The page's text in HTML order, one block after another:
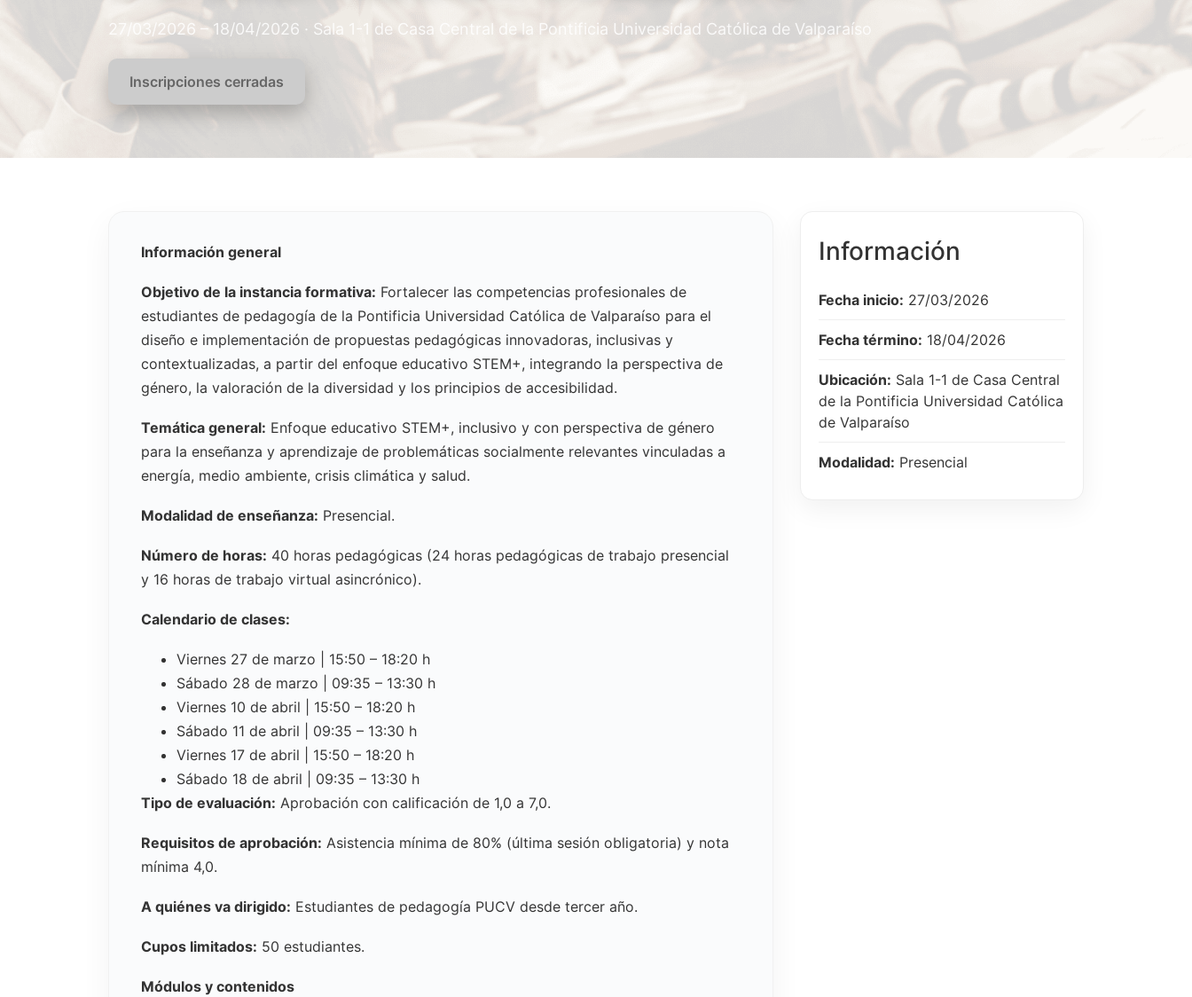
27/03/2026 – 18/04/2026 · Sala 1-1 de Casa Central de la Pontificia Universidad Católica de Valparaíso
Inscripciones cerradas
Información general
Objetivo de la instancia formativa: Fortalecer las competencias profesionales de
estudiantes de pedagogía de la Pontificia Universidad Católica de Valparaíso para el
diseño e implementación de propuestas pedagógicas innovadoras, inclusivas y
contextualizadas, a partir del enfoque educativo STEM+, integrando la perspectiva de
género, la valoración de la diversidad y los principios de accesibilidad.
Temática general: Enfoque educativo STEM+, inclusivo y con perspectiva de género
para la enseñanza y aprendizaje de problemáticas socialmente relevantes vinculadas a
energía, medio ambiente, crisis climática y salud.
Modalidad de enseñanza: Presencial.
Número de horas: 40 horas pedagógicas (24 horas pedagógicas de trabajo presencial
y 16 horas de trabajo virtual asincrónico).
Calendario de clases:
Viernes 27 de marzo | 15:50 – 18:20 h
Sábado 28 de marzo | 09:35 – 13:30 h
Viernes 10 de abril | 15:50 – 18:20 h
Sábado 11 de abril | 09:35 – 13:30 h
Viernes 17 de abril | 15:50 – 18:20 h
Sábado 18 de abril | 09:35 – 13:30 h
Tipo de evaluación: Aprobación con calificación de 1,0 a 7,0.
Requisitos de aprobación: Asistencia mínima de 80% (última sesión obligatoria) y nota
mínima 4,0.
A quiénes va dirigido: Estudiantes de pedagogía PUCV desde tercer año.
Cupos limitados: 50 estudiantes.
Módulos y contenidos
Información
Fecha inicio: 27/03/2026
Fecha término: 18/04/2026
Ubicación: Sala 1-1 de Casa Central
de la Pontificia Universidad Católica
de Valparaíso
Modalidad: Presencial